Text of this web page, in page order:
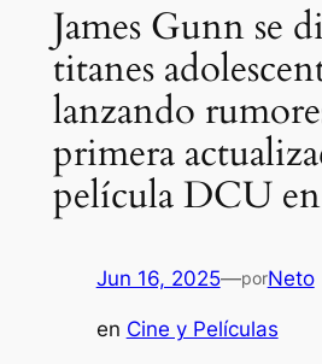
James Gunn se
titanes
lanzando
primera
película DCU en
Jun 16, 2025—porNeto
en Cine y Películas